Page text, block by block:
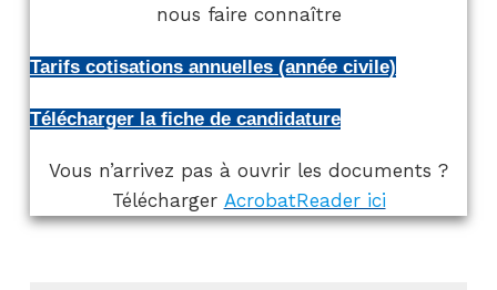
nous faire connaître
Tarifs cotisations annuelles (année civile)
Télécharger la fiche de candidature
Vous n’arrivez pas à ouvrir les documents ?
Télécharger AcrobatReader ici